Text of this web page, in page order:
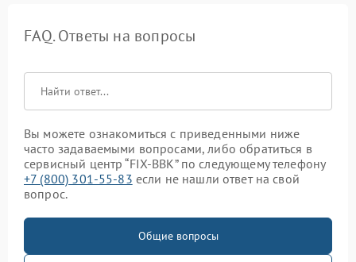
FAQ. Ответы на вопросы
Вы можете ознакомиться с приведенными ниже
часто задаваемыми вопросами, либо обратиться в
сервисный центр “FIX-BBK” по следующему телефону
+7 (800) 301-55-83 если не нашли ответ на свой
вопрос.
Общие вопросы